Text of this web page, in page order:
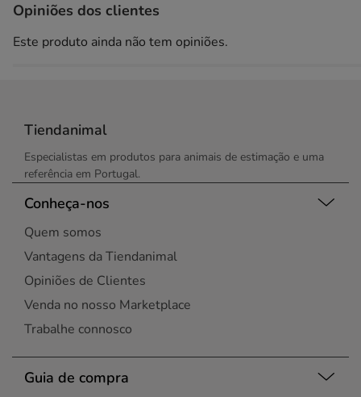
Opiniões dos clientes
Este produto ainda não tem opiniões.
Tiendanimal
Especialistas em produtos para animais de estimação e uma
referência em Portugal.
Conheça-nos
Quem somos
Vantagens da Tiendanimal
Opiniões de Clientes
Venda no nosso Marketplace
Trabalhe connosco
Guia de compra